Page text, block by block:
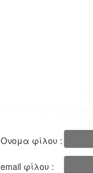
Ονομα φίλου :
email φίλου :